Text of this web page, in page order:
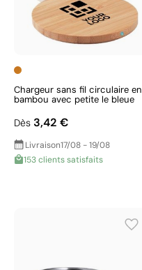
Chargeur sans fil circulaire en
bambou avec petite le bleue
Dès 3,42 €
Livraison17/08 - 19/08
153 clients satisfaits